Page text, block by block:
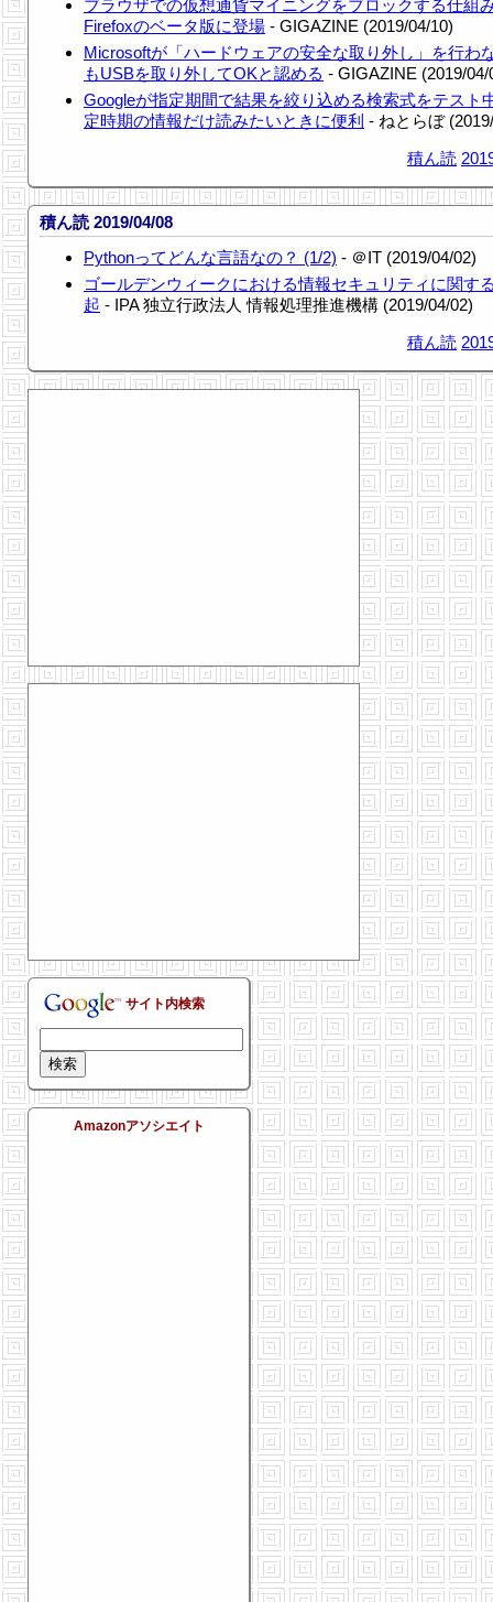
ブラウザでの仮想通貨マイニングをブロックする仕組
Firefoxのベータ版に登場 - GIGAZINE (2019/04/10)
Microsoftが「ハードウェアの安全な取り外し」を行わ
もUSBを取り外してOKと認める - GIGAZINE (2019/04/
Googleが指定期間で結果を絞り込める検索式をテス
定時期の情報だけ読みたいときに便利 - ねとらぼ
積ん読
積ん読 2019/04/08
Pythonってどんな言語なの？ (1/2) - ＠IT (2019/04/02)
ゴールデンウィークにおける情報セキュリティに関す
起 - IPA 独立行政法人 情報処理推進機構 (2019/04/02)
積ん読
サイト内検索
Amazonアソシエイト